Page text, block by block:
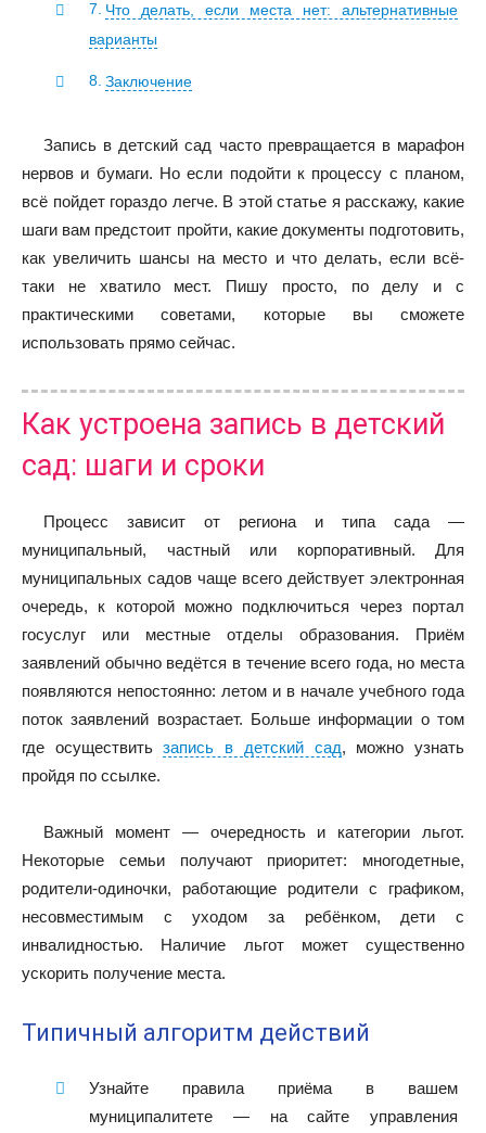
Что делать, если места нет: альтернативные
варианты
Заключение
Запись в детский сад часто превращается в марафон
нервов и бумаги. Но если подойти к процессу с планом,
всё пойдет гораздо легче. В этой статье я расскажу, какие
шаги вам предстоит пройти, какие документы подготовить,
как увеличить шансы на место и что делать, если всё-
таки не хватило мест. Пишу просто, по делу и с
практическими советами, которые вы сможете
использовать прямо сейчас.
Как устроена запись в детский
сад: шаги и сроки
Процесс зависит от региона и типа сада —
муниципальный, частный или корпоративный. Для
муниципальных садов чаще всего действует электронная
очередь, к которой можно подключиться через портал
госуслуг или местные отделы образования. Приём
заявлений обычно ведётся в течение всего года, но места
появляются непостоянно: летом и в начале учебного года
поток заявлений возрастает. Больше информации о том
где осуществитьзапись в детский сад, можно узнать
пройдя по ссылке.
Важный момент — очередность и категории льгот.
Некоторые семьи получают приоритет: многодетные,
родители-одиночки, работающие родители с графиком,
несовместимым с уходом за ребёнком, дети с
инвалидностью. Наличие льгот может существенно
ускорить получение места.
Типичный алгоритм действий
Узнайте правила приёма в вашем
муниципалитете — на сайте управления